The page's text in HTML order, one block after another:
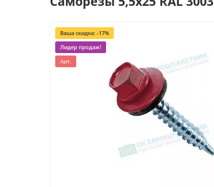
Ваша скидка: -17%
Лидер продаж!
/шт.